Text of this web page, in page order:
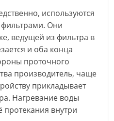
используются
Они
ведущей из фильтра в
и оба конца
проточного
производитель, чаще
прикладывает
Нагревание воды
протекания внутри